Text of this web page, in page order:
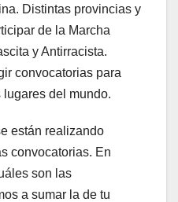
Distintas provincias y
de la Marcha
y Antirracista.
convocatorias para
del mundo.
están realizando
convocatorias. En
son las
a sumar la de tu